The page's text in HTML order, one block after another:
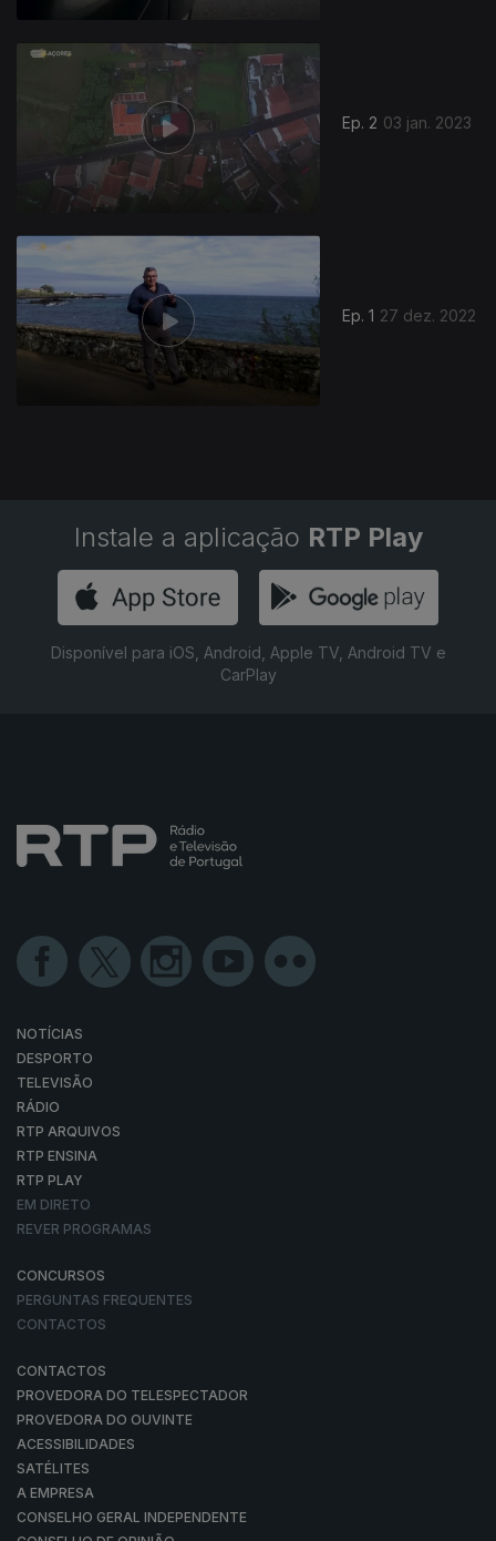
Ep. 2 03 jan. 2023
Ep. 1 27 dez. 2022
662219
Instale a aplicação RTP Play
Disponível para iOS, Android, Apple TV, Android TV e
CarPlay
NOTÍCIAS
DESPORTO
TELEVISÃO
RÁDIO
RTP ARQUIVOS
RTP ENSINA
RTP PLAY
EM DIRETO
REVER PROGRAMAS
CONCURSOS
PERGUNTAS FREQUENTES
CONTACTOS
CONTACTOS
PROVEDORA DO TELESPECTADOR
PROVEDORA DO OUVINTE
ACESSIBILIDADES
SATÉLITES
A EMPRESA
CONSELHO GERAL INDEPENDENTE